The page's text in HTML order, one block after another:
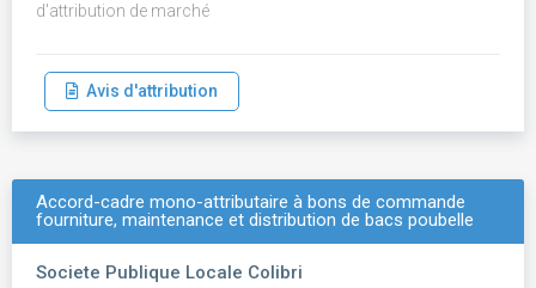
d'attribution de marché
Avis d'attribution
Accord-cadre mono-attributaire à bons de commande
fourniture, maintenance et distribution de bacs poubelle
Societe Publique Locale Colibri